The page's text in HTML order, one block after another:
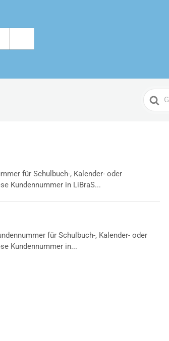
Search
For
für Schulbuch-, Kalender- oder
Kundennummer in LiBraS...
für Schulbuch-, Kalender- oder
Kundennummer in...